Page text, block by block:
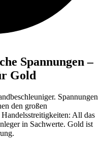
Spannungen –
Gold
Spannungen
den großen
All das
in Sachwerte. Gold ist